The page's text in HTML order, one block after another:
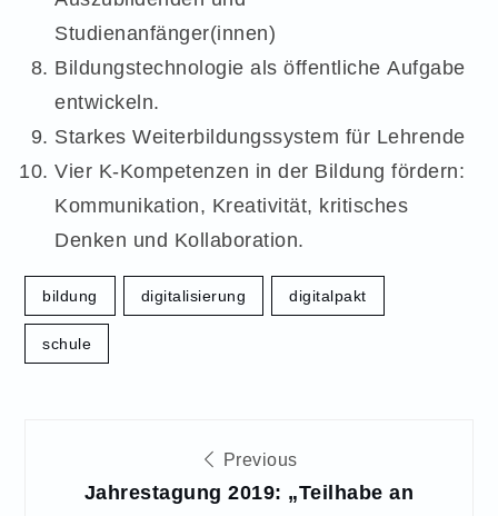
Studienanfänger(innen)
Bildungstechnologie als öffentliche Aufgabe
entwickeln.
Starkes Weiterbildungssystem für Lehrende
Vier K-Kompetenzen in der Bildung fördern:
Kommunikation, Kreativität, kritisches
Denken und Kollaboration.
bildung digitalisierung digitalpakt
schule
Beitragsnavigation
Previous
Jahrestagung 2019: „Teilhabe an